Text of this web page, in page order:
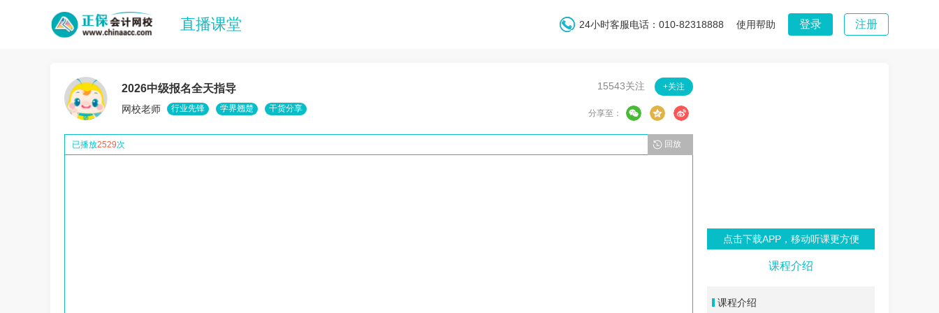
直播课堂 登录 注册
使用帮助
24小时客服电话：010-82318888
15543关注 +关注
分享至：
2026中级报名全天指导
网校老师 行业先锋 学界翘楚 干货分享
已播放2529次 回放
点击下载APP，移动听课更方便
课程介绍
课程介绍